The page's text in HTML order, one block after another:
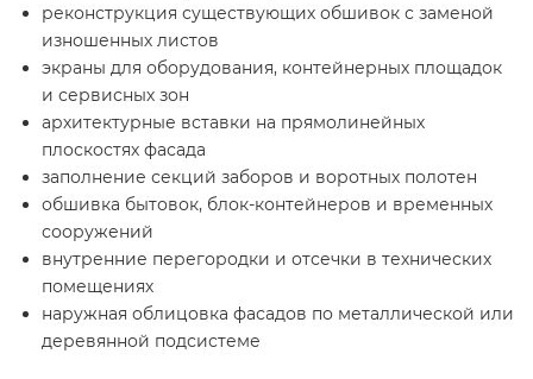
реконструкция существующих обшивок с заменой
изношенных листов
экраны для оборудования, контейнерных площадок
и сервисных зон
архитектурные вставки на прямолинейных
плоскостях фасада
заполнение секций заборов и воротных полотен
обшивка бытовок, блок-контейнеров и временных
сооружений
внутренние перегородки и отсечки в технических
помещениях
наружная облицовка фасадов по металлической или
деревянной подсистеме